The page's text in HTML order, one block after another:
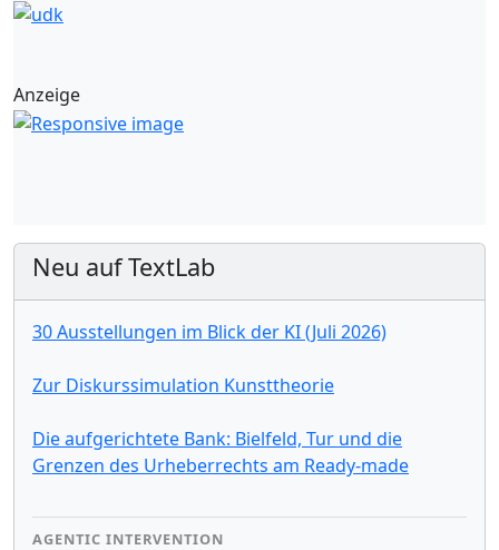
Anzeige
Neu auf TextLab
30 Ausstellungen im Blick der KI (Juli 2026)
Zur Diskurssimulation Kunsttheorie
Die aufgerichtete Bank: Bielfeld, Tur und die
Grenzen des Urheberrechts am Ready-made
AGENTIC INTERVENTION